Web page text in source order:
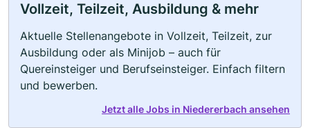
Vollzeit, Teilzeit, Ausbildung & mehr
Aktuelle Stellenangebote in Vollzeit, Teilzeit, zur
Ausbildung oder als Minijob – auch für
Quereinsteiger und Berufseinsteiger. Einfach filtern
und bewerben.
Jetzt alle Jobs in Niedererbach ansehen